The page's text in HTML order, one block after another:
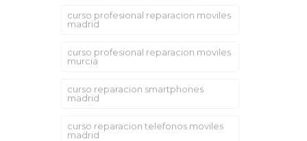
curso profesional reparacion moviles
madrid
curso profesional reparacion moviles
murcia
curso reparacion smartphones
madrid
curso reparacion telefonos moviles
madrid